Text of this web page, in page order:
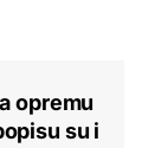
opremu
su i